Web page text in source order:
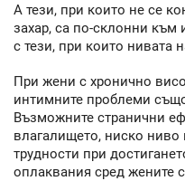
А тези, при които не се
захар, са по-склонни
с тези, при които нивата
При жени с хронично
интимните проблеми
Възможните странични
влагалището, ниско ниво
трудности при
оплаквания сред жените